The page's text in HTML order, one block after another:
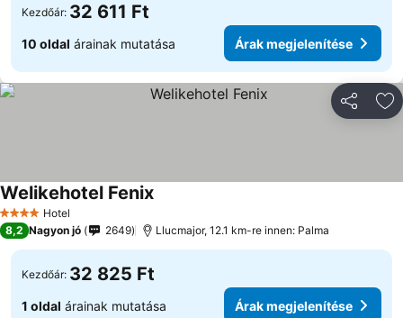
Kezdőár: 32 611 Ft
10 oldal árainak mutatása Árak megjelenítése
4 KategóriaHotel
Welikehotel Fenix
8,2 Nagyon jó 2649 Llucmajor, 12.1 km-re innen: Palma
Kezdőár: 32 825 Ft
1 oldal árainak mutatása Árak megjelenítése